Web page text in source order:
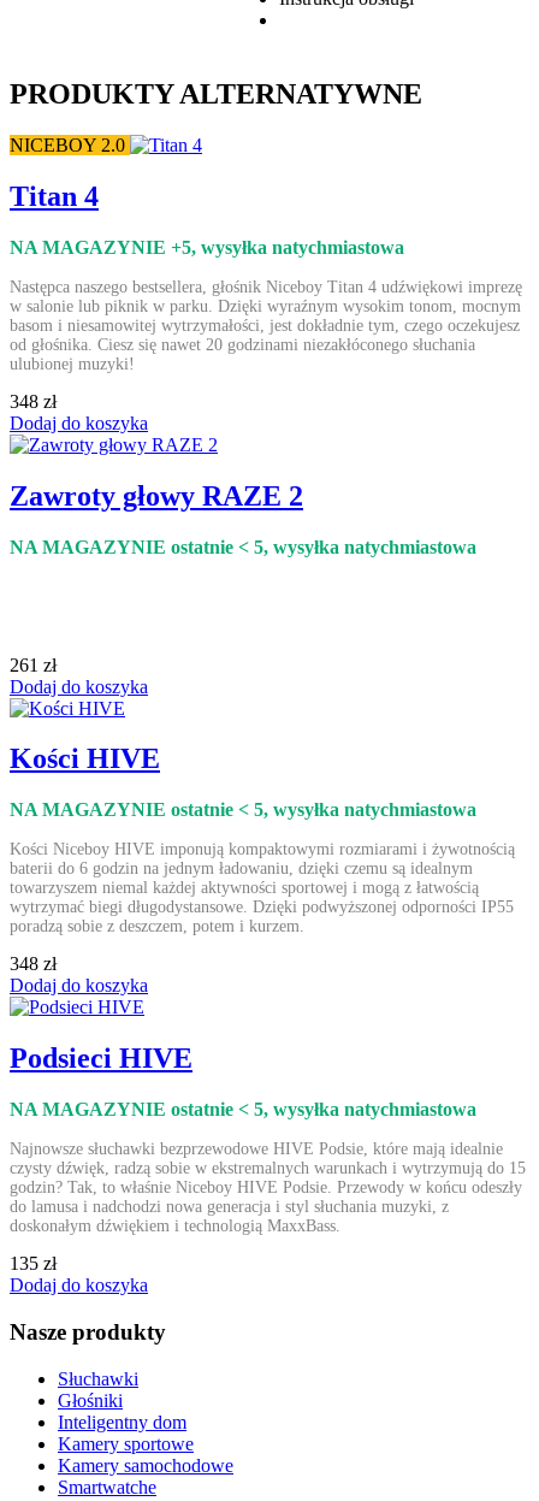
PRODUKTY ALTERNATYWNE
NICEBOY 2.0
Titan 4
NA MAGAZYNIE +5, wysyłka natychmiastowa
Następca naszego bestsellera, głośnik Niceboy Titan 4 udźwiękowi imprezę
w salonie lub piknik w parku. Dzięki wyraźnym wysokim tonom, mocnym
basom i niesamowitej wytrzymałości, jest dokładnie tym, czego oczekujesz
od głośnika. Ciesz się nawet 20 godzinami niezakłóconego słuchania
ulubionej muzyki!
348 zł
Dodaj do koszyka
Zawroty głowy RAZE 2
NA MAGAZYNIE ostatnie < 5, wysyłka natychmiastowa
261 zł
Dodaj do koszyka
Kości HIVE
NA MAGAZYNIE ostatnie < 5, wysyłka natychmiastowa
Kości Niceboy HIVE imponują kompaktowymi rozmiarami i żywotnością
baterii do 6 godzin na jednym ładowaniu, dzięki czemu są idealnym
towarzyszem niemal każdej aktywności sportowej i mogą z łatwością
wytrzymać biegi długodystansowe. Dzięki podwyższonej odporności IP55
poradzą sobie z deszczem, potem i kurzem.
348 zł
Dodaj do koszyka
Podsieci HIVE
NA MAGAZYNIE ostatnie < 5, wysyłka natychmiastowa
Najnowsze słuchawki bezprzewodowe HIVE Podsie, które mają idealnie
czysty dźwięk, radzą sobie w ekstremalnych warunkach i wytrzymują do 15
godzin? Tak, to właśnie Niceboy HIVE Podsie. Przewody w końcu odeszły
do lamusa i nadchodzi nowa generacja i styl słuchania muzyki, z
doskonałym dźwiękiem i technologią MaxxBass.
135 zł
Dodaj do koszyka
Nasze produkty
Słuchawki
Głośniki
Inteligentny dom
Kamery sportowe
Kamery samochodowe
Smartwatche